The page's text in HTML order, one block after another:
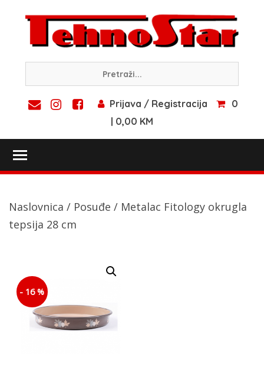
content
Prijava / Registracija
0
| 0,00 KM
Naslovnica / Posuđe / Metalac Fitology okrugla
tepsija 28 cm
- 16 %